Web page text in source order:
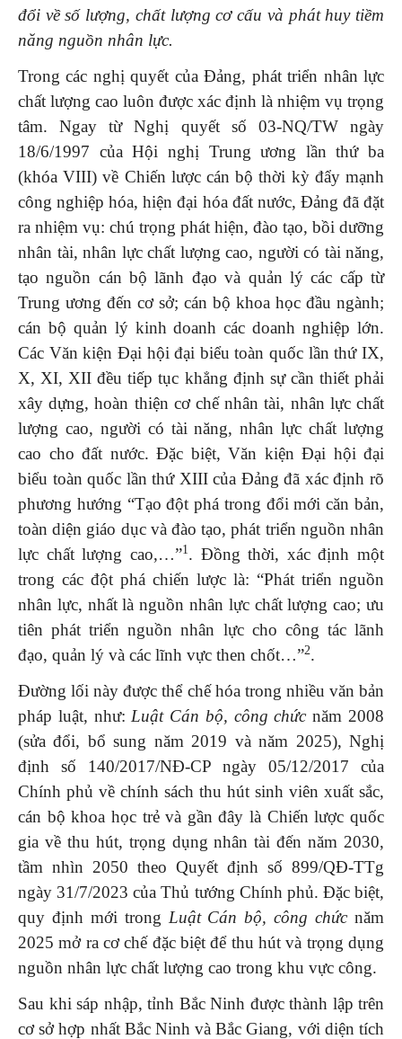
đổi về số lượng, chất lượng cơ cấu và phát huy tiềm
năng nguồn nhân lực.
Trong các nghị quyết của Đảng, phát triển nhân lực
chất lượng cao luôn được xác định là nhiệm vụ trọng
tâm. Ngay từ Nghị quyết số 03-NQ/TW ngày
18/6/1997 của Hội nghị Trung ương lần thứ ba
(khóa VIII) về Chiến lược cán bộ thời kỳ đẩy mạnh
công nghiệp hóa, hiện đại hóa đất nước, Đảng đã đặt
ra nhiệm vụ: chú trọng phát hiện, đào tạo, bồi dưỡng
nhân tài, nhân lực chất lượng cao, người có tài năng,
tạo nguồn cán bộ lãnh đạo và quản lý các cấp từ
Trung ương đến cơ sở; cán bộ khoa học đầu ngành;
cán bộ quản lý kinh doanh các doanh nghiệp lớn.
Các Văn kiện Đại hội đại biểu toàn quốc lần thứ IX,
X, XI, XII đều tiếp tục khẳng định sự cần thiết phải
xây dựng, hoàn thiện cơ chế nhân tài, nhân lực chất
lượng cao, người có tài năng, nhân lực chất lượng
cao cho đất nước. Đặc biệt, Văn kiện Đại hội đại
biểu toàn quốc lần thứ XIII của Đảng đã xác định rõ
phương hướng “Tạo đột phá trong đổi mới căn bản,
toàn diện giáo dục và đào tạo, phát triển nguồn nhân
lực chất lượng cao,…”1. Đồng thời, xác định một
trong các đột phá chiến lược là: “Phát triển nguồn
nhân lực, nhất là nguồn nhân lực chất lượng cao; ưu
tiên phát triển nguồn nhân lực cho công tác lãnh
đạo, quản lý và các lĩnh vực then chốt…”2.
Đường lối này được thể chế hóa trong nhiều văn bản
pháp luật, như: Luật Cán bộ, công chức năm 2008
(sửa đổi, bổ sung năm 2019 và năm 2025), Nghị
định số 140/2017/NĐ-CP ngày 05/12/2017 của
Chính phủ về chính sách thu hút sinh viên xuất sắc,
cán bộ khoa học trẻ và gần đây là Chiến lược quốc
gia về thu hút, trọng dụng nhân tài đến năm 2030,
tầm nhìn 2050 theo Quyết định số 899/QĐ-TTg
ngày 31/7/2023 của Thủ tướng Chính phủ. Đặc biệt,
quy định mới trong Luật Cán bộ, công chức năm
2025 mở ra cơ chế đặc biệt để thu hút và trọng dụng
nguồn nhân lực chất lượng cao trong khu vực công.
Sau khi sáp nhập, tỉnh Bắc Ninh được thành lập trên
cơ sở hợp nhất Bắc Ninh và Bắc Giang, với diện tích